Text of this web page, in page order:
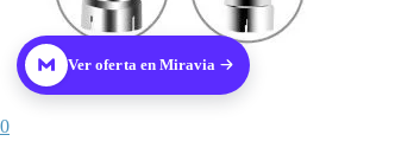
Ver oferta en Miravia
0